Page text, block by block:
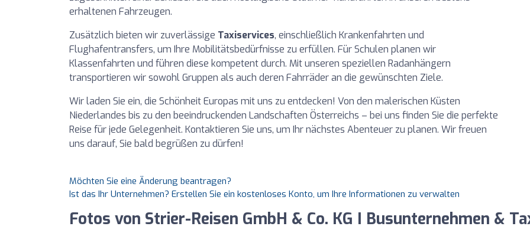
erhaltenen Fahrzeugen.
Zusätzlich bieten wir zuverlässige Taxiservices, einschließlich Krankenfahrten und
Flughafentransfers, um Ihre Mobilitätsbedürfnisse zu erfüllen. Für Schulen planen wir
Klassenfahrten und führen diese kompetent durch. Mit unseren speziellen Radanhängern
transportieren wir sowohl Gruppen als auch deren Fahrräder an die gewünschten Ziele.
Wir laden Sie ein, die Schönheit Europas mit uns zu entdecken! Von den malerischen Küsten
Niederlandes bis zu den beeindruckenden Landschaften Österreichs – bei uns finden Sie die perfekte
Reise für jede Gelegenheit. Kontaktieren Sie uns, um Ihr nächstes Abenteuer zu planen. Wir freuen
uns darauf, Sie bald begrüßen zu dürfen!
Möchten Sie eine Änderung beantragen?
Ist das Ihr Unternehmen? Erstellen Sie ein kostenloses Konto, um Ihre Informationen zu verwalten
Fotos von Strier-Reisen GmbH & Co. KG I Busunternehmen &